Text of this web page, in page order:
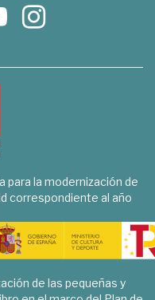
para la modernización de
correspondiente al año
de las pequeñas y